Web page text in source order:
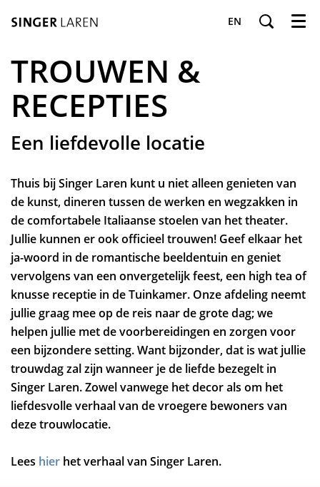
EN Menu
TROUWEN &
RECEPTIES
Een liefdevolle locatie
Thuis bij Singer Laren kunt u niet alleen genieten van
de kunst, dineren tussen de werken en wegzakken in
de comfortabele Italiaanse stoelen van het theater.
Jullie kunnen er ook officieel trouwen! Geef elkaar het
ja-woord in de romantische beeldentuin en geniet
vervolgens van een onvergetelijk feest, een high tea of
knusse receptie in de Tuinkamer. Onze afdeling neemt
jullie graag mee op de reis naar de grote dag; we
helpen jullie met de voorbereidingen en zorgen voor
een bijzondere setting. Want bijzonder, dat is wat jullie
trouwdag zal zijn wanneer je de liefde bezegelt in
Singer Laren. Zowel vanwege het decor als om het
liefdesvolle verhaal van de vroegere bewoners van
deze trouwlocatie.
Lees hier het verhaal van Singer Laren.